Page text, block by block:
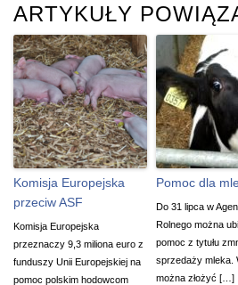
ARTYKUŁY
Komisja Europejska
przeciw ASF
Komisja Europejska
przeznaczy 9,3 miliona euro z
funduszy Unii Europejskiej na
pomoc polskim hodowcom
Pomoc dla
Do 31 lipca w
Rolnego można
pomoc z tytułu
sprzedaży mleka.
można złożyć […]